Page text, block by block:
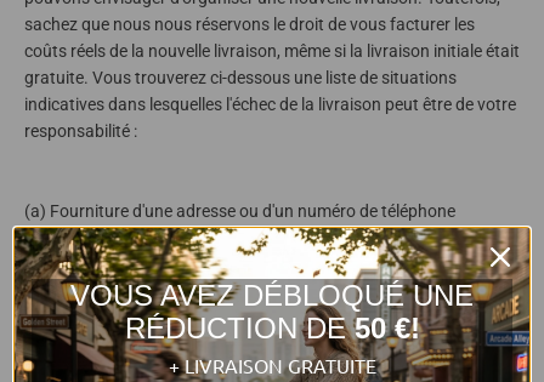
sachez que nous nous réservons le droit de vous facturer les
coûts réels de la nouvelle livraison, même si la livraison initiale était
gratuite. Vous trouverez ci-dessous une liste de situations
indicatives dans lesquelles l'échec de la livraison peut être de votre
responsabilité :
(a) Fourniture d'une adresse ou d'un numéro de téléphone
incorrect ou incomplet pour la livraison ;
(b) Fourniture d'une adresse de livraison incorrecte ;
(c) L'adresse de livraison n'est pas raisonnablement accessible ;
(d) L'adresse de livraison n'est pas accessible en toute sécurité ;
(e) Si la réception en personne n'est pas requise, il n'existe pas de
moyen sûr de laisser les produits à l'adresse de livraison et
VOUS AVEZ DÉBLOQUÉ UNE
RÉDUCTION DE50 €!
+ LIVRAISON GRATUITE